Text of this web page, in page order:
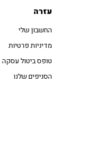
עזרה
החשבון שלי
מדיניות פרטיות
טופס ביטול עסקה
הסניפים שלנו